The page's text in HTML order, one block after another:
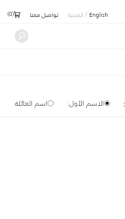
English
/ العربية تواصل معنا (
0
)
الاسم الأول: اسم العائلة